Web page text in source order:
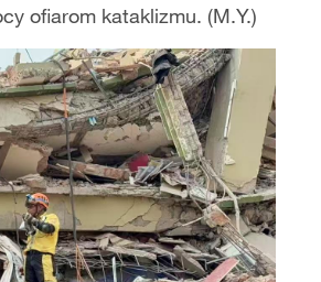
ofiarom kataklizmu. (M.Y.)